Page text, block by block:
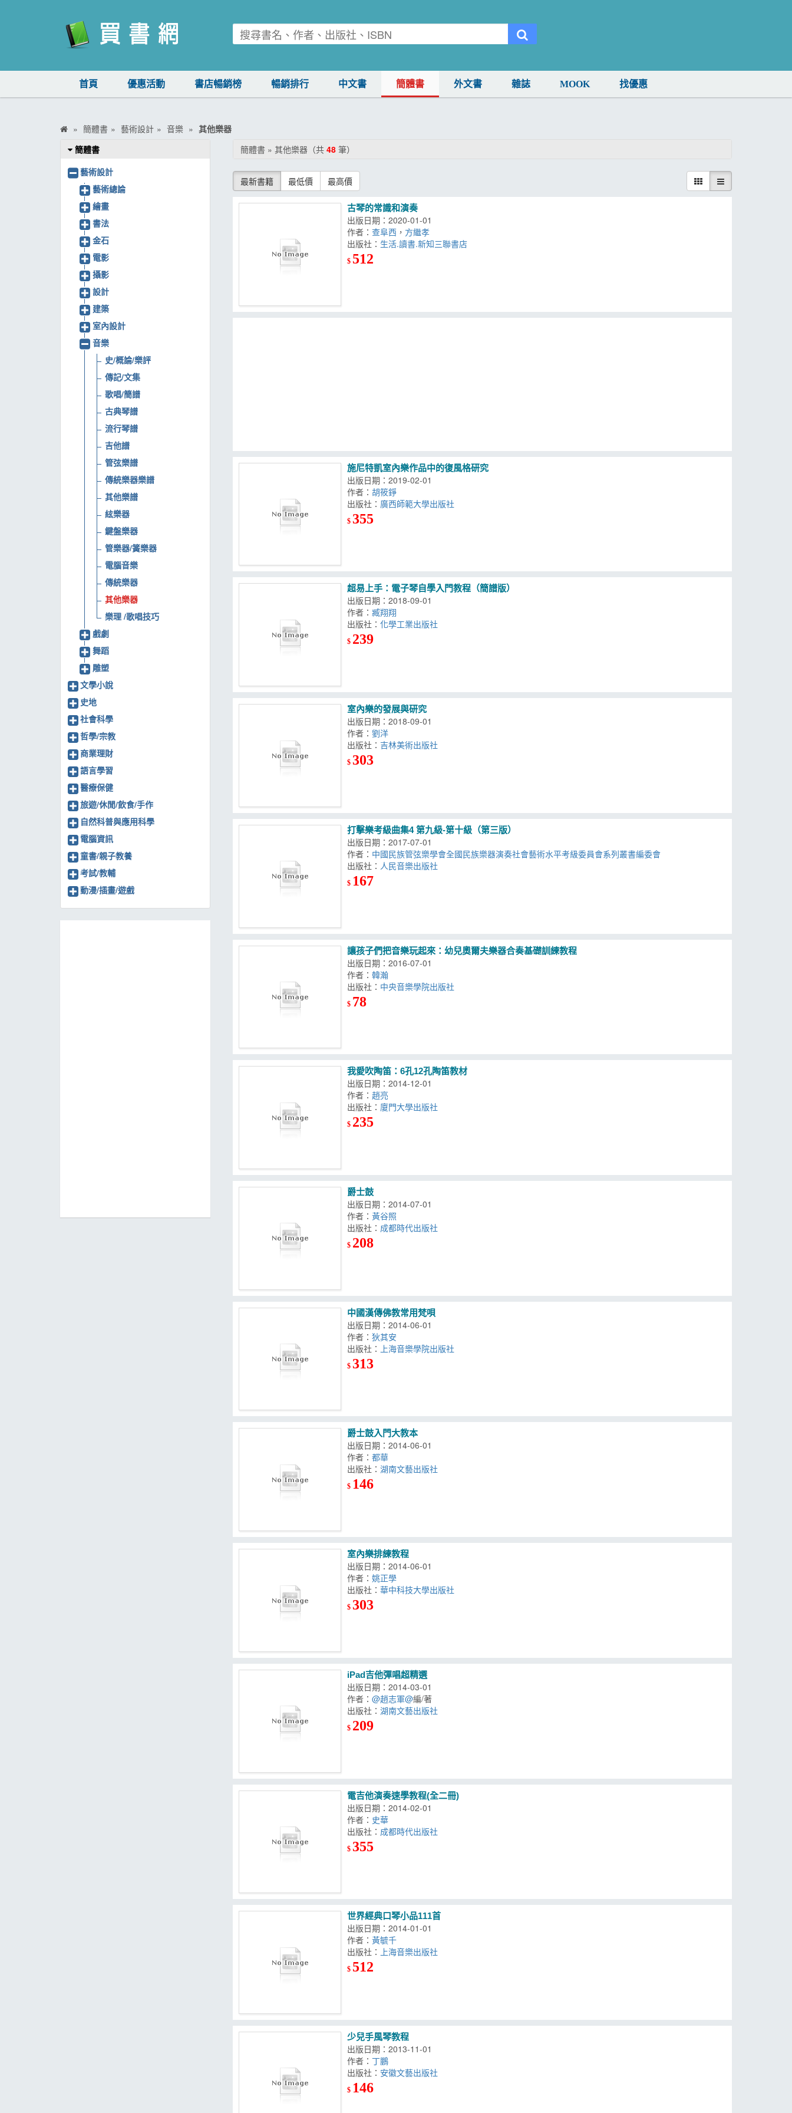
首頁 優惠活動 書店暢銷榜 暢銷排行 中文書 簡體書 外文書 雜誌 MOOK 找優惠
簡體書 藝術設計 音樂
其他樂器
簡體書 » 其他樂器（共 48筆）
最新書籍 最低價 最高價
古琴的常識和演奏
出版日期：2020-01-01
作者：查阜西 ， 方繼孝
出版社： 生活.讀書.新知三聯書店
$ 512
施尼特凱室內樂作品中的復風格研究
出版日期：2019-02-01
作者：胡筱錚
出版社： 廣西師範大學出版社
$ 355
超易上手：電子琴自學入門教程（簡譜版）
出版日期：2018-09-01
作者：臧翔翔
出版社：化學工業出版社
$ 239
室內樂的發展與研究
出版日期：2018-09-01
作者：劉洋
出版社：吉林美術出版社
$ 303
打擊樂考級曲集4 第九級-第十級（第三版）
出版日期：2017-07-01
作者： 中國民族管弦樂學會全國民族樂器演奏社會藝術水平考級委員會系列叢書編委會
出版社： 人民音樂出版社
$ 167
讓孩子們把音樂玩起來：幼兒奧爾夫樂器合奏基礎訓練教程
出版日期：2016-07-01
作者：韓瀚
出版社： 中央音樂學院出版社
$ 78
我愛吹陶笛：6孔12孔陶笛教材
出版日期：2014-12-01
作者：趙亮
出版社： 廈門大學出版社
$ 235
爵士鼓
出版日期：2014-07-01
作者：黃谷照
出版社： 成都時代出版社
$ 208
中國漢傳佛教常用梵唄
出版日期：2014-06-01
作者：狄其安
出版社： 上海音樂學院出版社
$ 313
爵士鼓入門大教本
出版日期：2014-06-01
作者：都華
出版社：湖南文藝出版社
$ 146
室內樂排練教程
出版日期：2014-06-01
作者：姚正學
出版社：華中科技大學出版社
$ 303
iPad吉他彈唱超精選
出版日期：2014-03-01
作者：@趙志軍@編/著
出版社：湖南文藝出版社
$ 209
電吉他演奏速學教程(全二冊)
出版日期：2014-02-01
作者： 史華
出版社： 成都時代出版社
$ 355
世界經典口琴小品111首
出版日期：2014-01-01
作者：黃毓千
出版社： 上海音樂出版社
$ 512
少兒手風琴教程
出版日期：2013-11-01
作者：丁鵬
出版社： 安徽文藝出版社
$ 146
簡體書
藝術設計
藝術總論
繪畫
書法
金石
電影
攝影
設計
建築
室內設計
音樂
史/概論/樂評
傳記/文集
歌唱/簡譜
古典琴譜
流行琴譜
吉他譜
管弦樂譜
傳統樂器樂譜
其他樂譜
絃樂器
鍵盤樂器
管樂器/簧樂器
電腦音樂
傳統樂器
其他樂器
樂理 /歌唱技巧
戲劇
舞蹈
雕塑
文學小說
史地
社會科學
哲學/宗教
商業理財
語言學習
醫療保健
旅遊/休閒/飲食/手作
自然科普與應用科學
電腦資訊
童書/親子教養
考試/教輔
動漫/插畫/遊戲